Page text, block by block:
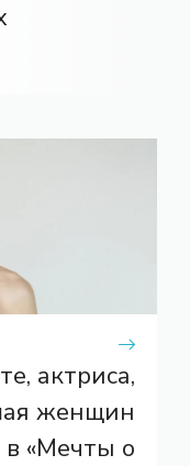
актриса,
женщин
в «Мечты о